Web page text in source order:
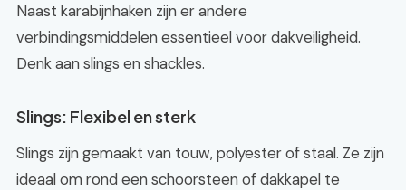
Naast karabijnhaken zijn er andere
verbindingsmiddelen essentieel voor dakveiligheid.
Denk aan slings en shackles.
Slings: Flexibel en sterk
Slings zijn gemaakt van touw, polyester of staal. Ze zijn
ideaal om rond een schoorsteen of dakkapel te